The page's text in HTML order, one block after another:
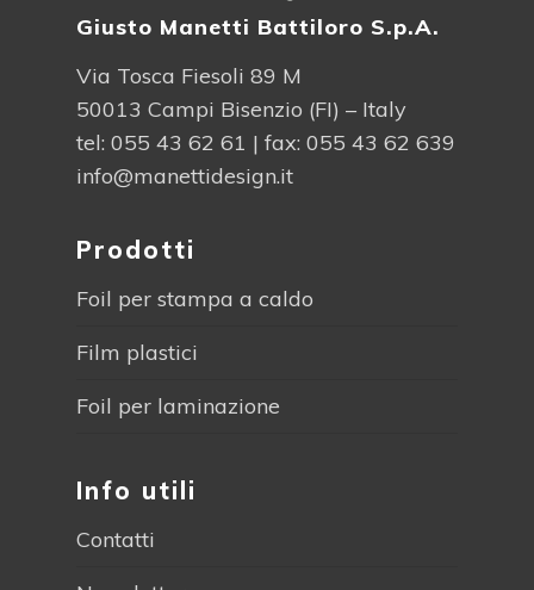
Giusto Manetti Battiloro S.p.A.
Via Tosca Fiesoli 89 M
50013 Campi Bisenzio (FI) – Italy
tel: 055 43 62 61 | fax: 055 43 62 639
info@manettidesign.it
Prodotti
Foil per stampa a caldo
Film plastici
Foil per laminazione
Info utili
Contatti